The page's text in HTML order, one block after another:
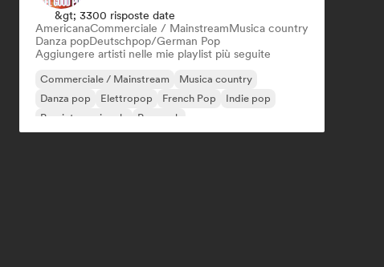
&gt; 3300 risposte date
AmericanaCommerciale / MainstreamMusica country
Danza popDeutschpop/German Pop
Aggiungere artisti nelle mie playlist più seguite
Commerciale / Mainstream
Musica country
Danza pop
Elettropop French Pop
Indie pop
Pop internazionale
Pop rock